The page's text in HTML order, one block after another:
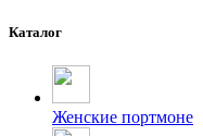
Каталог
Женские портмоне